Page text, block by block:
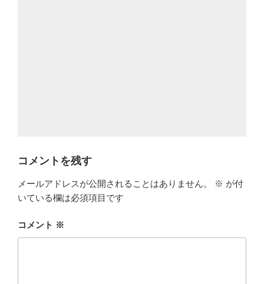
コメントを残す
メールアドレスが公開されることはありません。 ※ が付
いている欄は必須項目です
コメント ※